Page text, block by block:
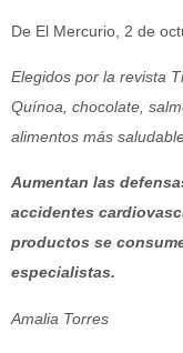
De El Mercurio, 2 de
Elegidos por la revista
Quínoa, chocolate,
alimentos más
Aumentan las
accidentes
productos se
especialistas.
Amalia Torres